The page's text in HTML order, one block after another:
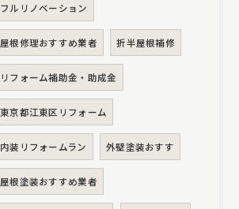
フルリノベーション
屋根修理おすすめ業者 折半屋根補修
リフォーム補助金・助成金
東京都江東区リフォーム
内装リフォームラン 外壁塗装おすす
屋根塗装おすすめ業者